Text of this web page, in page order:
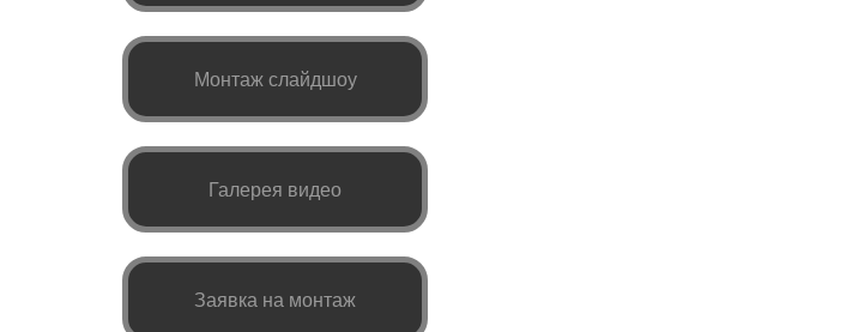
Монтаж слайдшоу
Галерея видео
Заявка на монтаж